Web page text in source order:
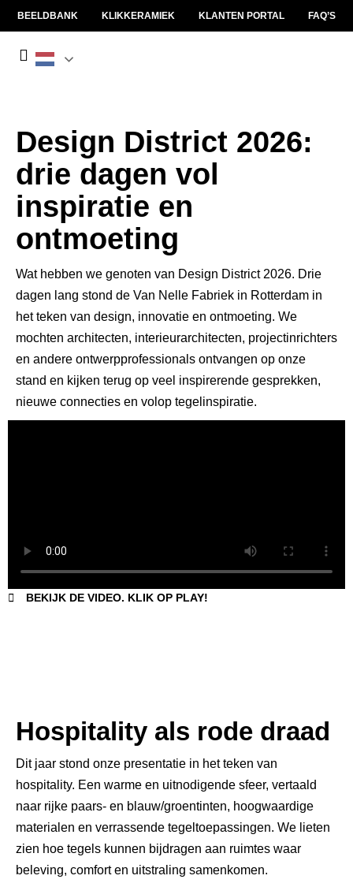
BEELDBANK KLIKKERAMIEK KLANTEN PORTAL FAQ’S
Design District 2026:
drie dagen vol
inspiratie en
ontmoeting
Wat hebben we genoten van Design District 2026. Drie
dagen lang stond de Van Nelle Fabriek in Rotterdam in
het teken van design, innovatie en ontmoeting. We
mochten architecten, interieurarchitecten, projectinrichters
en andere ontwerpprofessionals ontvangen op onze
stand en kijken terug op veel inspirerende gesprekken,
nieuwe connecties en volop tegelinspiratie.
BEKIJK DE VIDEO. KLIK OP PLAY!
Hospitality als rode draad
Dit jaar stond onze presentatie in het teken van
hospitality. Een warme en uitnodigende sfeer, vertaald
naar rijke paars- en blauw/groentinten, hoogwaardige
materialen en verrassende tegeltoepassingen. We lieten
zien hoe tegels kunnen bijdragen aan ruimtes waar
beleving, comfort en uitstraling samenkomen.